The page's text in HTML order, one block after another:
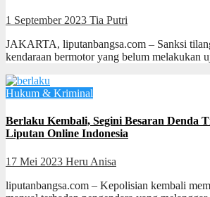
1 September 2023 Tia Putri
JAKARTA, liputanbangsa.com – Sanksi
kendaraan bermotor yang belum melakukan
Hukum & Kriminal
Berlaku Kembali, Segini Besaran Denda
Liputan Online Indonesia
17 Mei 2023 Heru Anisa
liputanbangsa.com – Kepolisian kembali